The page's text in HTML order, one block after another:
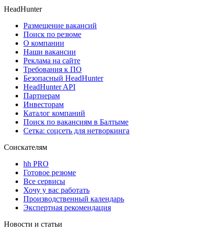
HeadHunter
Размещение вакансий
Поиск по резюме
О компании
Наши вакансии
Реклама на сайте
Требования к ПО
Безопасный HeadHunter
HeadHunter API
Партнерам
Инвесторам
Каталог компаний
Поиск по вакансиям в Балтыме
Сетка: соцсеть для нетворкинга
Соискателям
hh PRO
Готовое резюме
Все сервисы
Хочу у вас работать
Производственный календарь
Экспертная рекомендация
Новости и статьи